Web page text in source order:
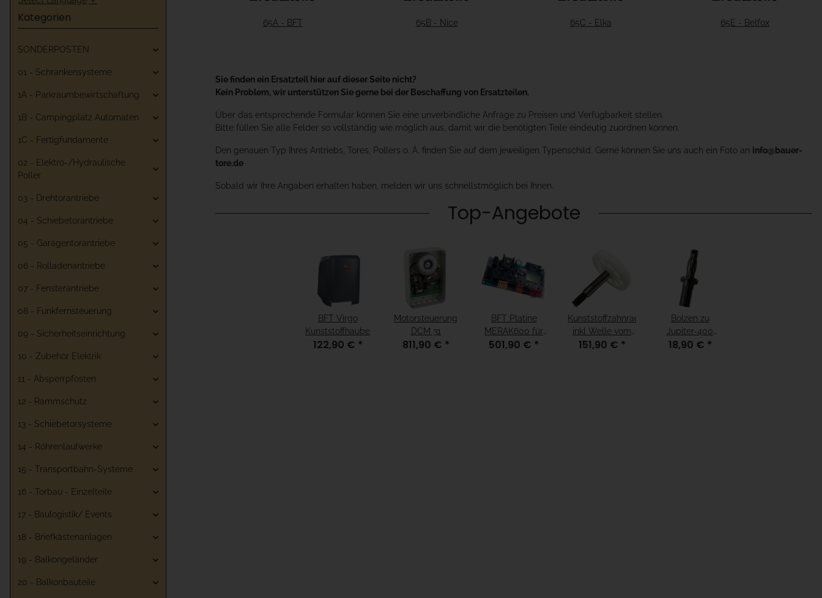
65A - BFT 65B - Nice 65C - Elka 65E - Belfox
Sie finden ein Ersatzteil hier auf dieser Seite nicht?
Kein Problem, wir unterstützen Sie gerne bei der Beschaffung von Ersatzteilen.
Über das entsprechende Formular können Sie eine unverbindliche Anfrage zu Preisen und Verfügbarkeit stellen.
Bitte füllen Sie alle Felder so vollständig wie möglich aus, damit wir die benötigten Teile eindeutig zuordnen können.
Den genauen Typ Ihres Antriebs, Tores, Pollers o. Ä. finden Sie auf dem jeweiligen Typenschild. Gerne können Sie uns auch ein Foto an info@bauer-
tore.de
Sobald wir Ihre Angaben erhalten haben, melden wir uns schnellstmöglich bei Ihnen.
Top-Angebote
BFT Virgo
Kunststoffhaube
122,90 € *
Motorsteuerung
DCM 31
811,90 € *
BFT Platine
MERAK600 für
DEIMOS ULTRA
501,90 € *
Kunststoffzahnrad
inkl Welle vom
Motor EOS 120
151,90 € *
Bolzen zu
Jupiter-400
Torflügel
18,90 € *
Kategorien
SONDERPOSTEN
01 - Schrankensysteme
1A - Parkraumbewirtschaftung
1B - Campingplatz Automaten
1C - Fertigfundamente
02 - Elektro-/Hydraulische
Poller
03 - Drehtorantriebe
04 - Schiebetorantriebe
05 - Garagentorantriebe
06 - Rolladenantriebe
07 - Fensterantriebe
08 - Funkfernsteuerung
09 - Sicherheitseinrichtung
10 - Zubehör Elektrik
11 - Absperrpfosten
12 - Rammschutz
13 - Schiebetorsysteme
14 - Röhrenlaufwerke
15 - Transportbahn-Systeme
16 - Torbau - Einzelteile
17 - Baulogistik/ Events
18 - Briefkästenanlagen
19 - Balkongeländer
20 - Balkonbauteile